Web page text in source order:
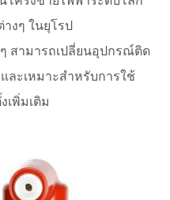
งๆ ในยุโรป
สามารถเปลี่ยนอุปกรณ์ติด
ละเหมาะสำหรับการใช้
เพิ่มเติม